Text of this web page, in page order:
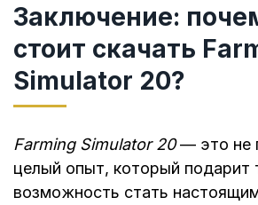
Заключение:
стоит скачать
Simulator 20?
Farming Simulator 20— это не
целый опыт, который подарит
возможность стать